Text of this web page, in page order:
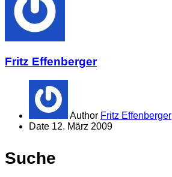
Fritz Effenberger
Author Fritz Effenberger
Date 12. März 2009
Suche